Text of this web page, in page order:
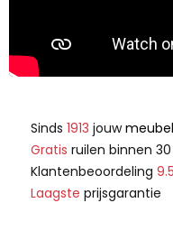
Sinds 1913 jouw
Gratis ruilen binnen
Klantenbeoordeling
Laagste prijsgarantie